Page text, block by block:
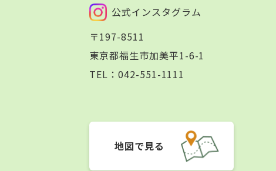
公式インスタグラム
〒197-8511
東京都福生市加美平1-6-1
TEL： 042-551-1111
地図で見る